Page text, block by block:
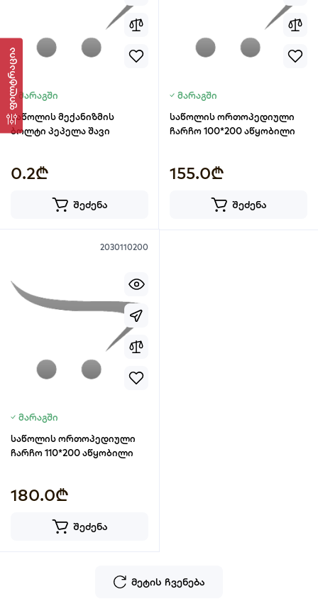
ფილტრაციამარაგში
საწოლის მექანიზმის
ბოლტი პეპელა შავი
0.2₾
შეძენა
მარაგში
საწოლის ორთოპედიული
ჩარჩო 100*200 აწყობილი
155.0₾
შეძენა
2030110200
მარაგში
საწოლის ორთოპედიული
ჩარჩო 110*200 აწყობილი
180.0₾
შეძენა
მეტის ჩვენება